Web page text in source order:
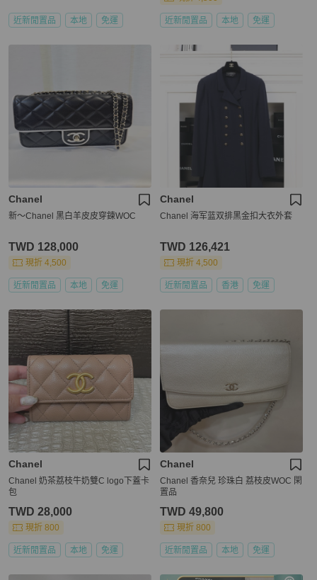
近新閒置品 本地 免運 近新閒置品 本地 免運
Chanel
新～Chanel 黑白羊皮皮穿鍊WOC
TWD 128,000
現折 4,500
近新閒置品 本地 免運
Chanel
Chanel 海军蓝双排黑金扣大衣外套
TWD 126,421
現折 4,500
近新閒置品 香港 免運
Chanel
Chanel 奶茶荔枝牛奶雙C logo下蓋卡
包
TWD 28,000
現折 800
近新閒置品 本地 免運
Chanel
Chanel 香奈兒 珍珠白 荔枝皮WOC 閑
置品
TWD 49,800
現折 800
近新閒置品 本地 免運